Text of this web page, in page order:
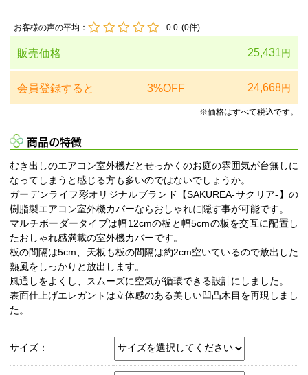
お客様の声の平均： 0.0 (0件)
販売価格 25,431 円
会員登録すると 3%OFF 24,668円
※価格はすべて税込です。
商品の特徴
むき出しのエアコン室外機だとせっかくのお庭の雰囲気が台無しに
なってしまうと感じる方も多いのではないでしょうか。
ガーデンライフ彩オリジナルブランド【SAKUREA-サクリア-】の
樹脂製エアコン室外機カバーならおしゃれに隠す事が可能です。
マルチボーダータイプは幅12cmの板と幅5cmの板を交互に配置し
たおしゃれ感満載の室外機カバーです。
板の間隔は5cm、天板も板の間隔は約2cm空いているので放出した
熱風をしっかりと放出します。
風通しをよくし、スムーズに空気が循環できる設計にしました。
表面仕上げエレガントは立体感のある美しい凹凸木目を再現しまし
た。
サイズ：